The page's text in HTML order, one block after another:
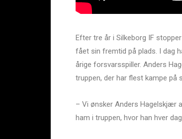
Efter tre år i Silkeborg IF
fået sin fremtid på plads. I dag
årige forsvarsspiller. Anders
truppen, der har flest kampe på
– Vi ønsker Anders Hagelskjær
ham i truppen, hvor han hver